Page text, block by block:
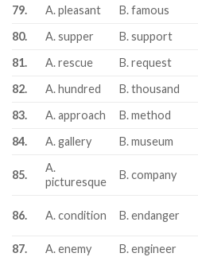
79.
A. pleasant B. famous
80.
A. supper B. support
81.
A. rescue B. request
82.
A. hundred B. thousand
83.
A. approach B. method
84.
A. gallery B. museum
85.
A.
picturesque
B. company
86. A. condition B. endanger
87. A. enemy B. engineer